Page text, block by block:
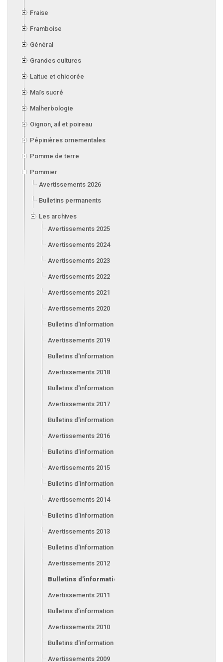
Fraise
Framboise
Général
Grandes cultures
Laitue et chicorée
Maïs sucré
Malherbologie
Oignon, ail et poireau
Pépinières ornementales
Pomme de terre
Pommier
Avertissements 2026
Bulletins permanents
Les archives
Avertissements 2025
Avertissements 2024
Avertissements 2023
Avertissements 2022
Avertissements 2021
Avertissements 2020
Bulletins d'information 2020
Avertissements 2019
Bulletins d'information 2019
Avertissements 2018
Bulletins d'information 2018
Avertissements 2017
Bulletins d'information 2017
Avertissements 2016
Bulletins d'information 2016
Avertissements 2015
Bulletins d'information 2015
Avertissements 2014
Bulletins d'information 2014
Avertissements 2013
Bulletins d'information 2013
Avertissements 2012
Bulletins d'information 2012
Avertissements 2011
Bulletins d’information 2011
Avertissements 2010
Bulletins d'information 2010
Avertissements 2009